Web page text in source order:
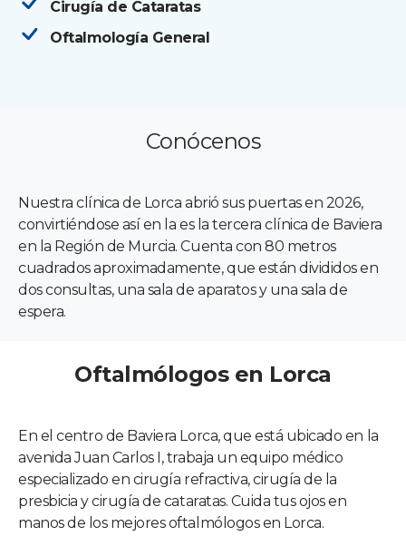
Cirugía de Cataratas
Oftalmología General
Conócenos
Nuestra clínica de Lorca abrió sus puertas en 2026,
convirtiéndose así en la es la tercera clínica de Baviera
en la Región de Murcia. Cuenta con 80 metros
cuadrados aproximadamente, que están divididos en
dos consultas, una sala de aparatos y una sala de
espera.
Oftalmólogos en Lorca
En el centro de Baviera Lorca, que está ubicado en la
avenida Juan Carlos I, trabaja un equipo médico
especializado en cirugía refractiva, cirugía de la
presbicia y cirugía de cataratas. Cuida tus ojos en
manos de los mejores oftalmólogos en Lorca.